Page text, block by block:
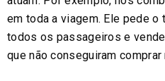
em toda a viagem. Ele pede
todos os passageiros e
que não conseguiram